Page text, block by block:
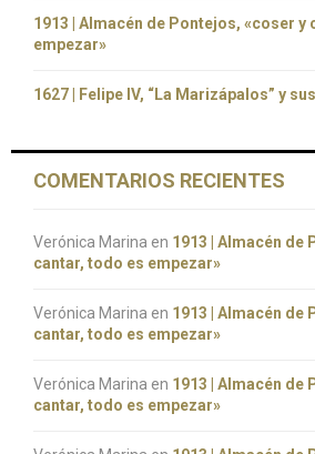
1913 | Almacén de Pontejos, «coser y
empezar»
1627 | Felipe IV, “La Marizápalos” y
COMENTARIOS RECIENTES
Verónica Marina en 1913 | Almacén de
cantar, todo es empezar»
Verónica Marina en 1913 | Almacén de
cantar, todo es empezar»
Verónica Marina en 1913 | Almacén de
cantar, todo es empezar»